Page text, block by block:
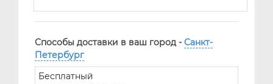
Способы доставки в ваш город - Санкт-
Петербург
Бесплатный